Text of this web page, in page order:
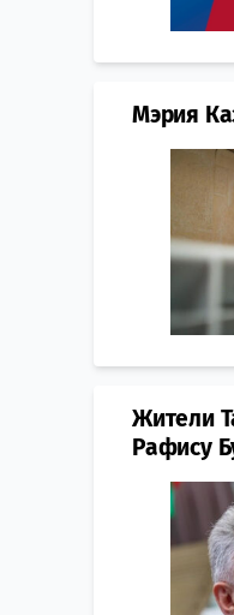
Мэрия
Жители
Рафису